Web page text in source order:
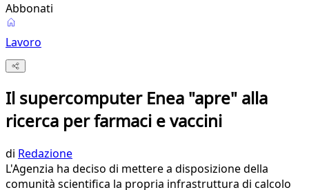
Abbonati
Lavoro
Il supercomputer Enea "apre" alla
ricerca per farmaci e vaccini
di Redazione
L'Agenzia ha deciso di mettere a disposizione della
comunità scientifica la propria infrastruttura di calcolo